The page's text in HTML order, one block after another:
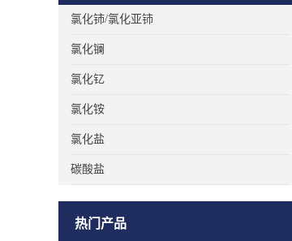
氯化铈/氯化亚铈
氯化镧
氯化钇
氯化铵
氯化盐
碳酸盐
热门产品